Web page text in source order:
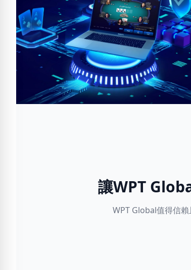
讓WPT
WPT Global值得信賴